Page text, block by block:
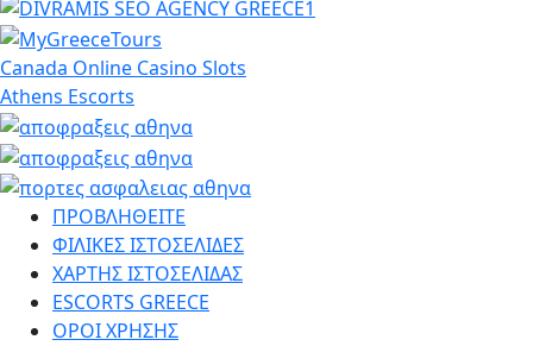
Canada Online Casino Slots
Athens Escorts
ΠΡΟΒΛΗΘΕΙΤΕ
ΦΙΛΙΚΕΣ ΙΣΤΟΣΕΛΙΔΕΣ
ΧΑΡΤΗΣ ΙΣΤΟΣΕΛΙΔΑΣ
ESCORTS GREECE
ΟΡΟΙ ΧΡΗΣΗΣ